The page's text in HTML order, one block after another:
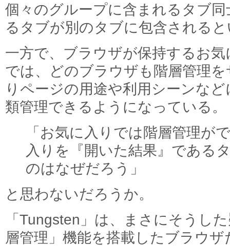
個々のグループに含まれるタブ
るタブが別のタブに包含される
一方で、ブラウザが保持するお
では、どのブラウザも階層管理
りページの用途や利用シーンな
類管理できるようになっている。
「お気に入りでは階層管理が
入りを『開いた結果』である
のはなぜだろう」
と思わないだろうか。
「Tungsten」は、まさにそうし
層管理」機能を搭載したブラウ